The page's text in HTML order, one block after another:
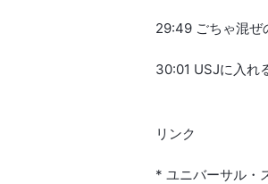
29:49 ごちゃ混ぜ
30:01 USJに入れ
リンク
* ユニバーサル・